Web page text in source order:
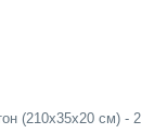
(210х35х20 см) - 2